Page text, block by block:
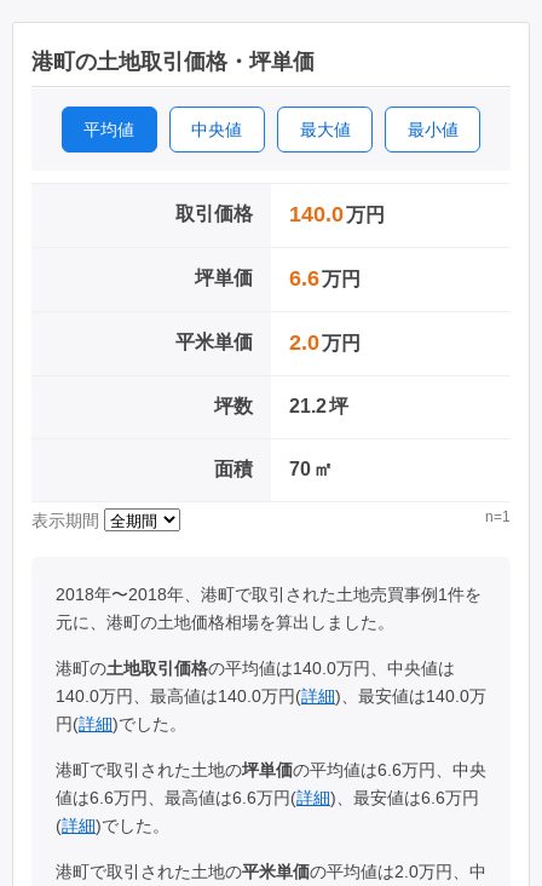
港町の土地取引価格・坪単価
平均値 中央値 最大値 最小値
取引価格 140.0万円
坪単価 6.6万円
平米単価 2.0万円
坪数 21.2坪
面積 70 ㎡
表示期間 n=1
2018年〜2018年、港町で取引された土地売買事例1件を
元に、港町の土地価格相場を算出しました。
港町の土地取引価格の平均値は140.0万円、中央値は
140.0万円、最高値は140.0万円(詳細)、最安値は140.0万
円(詳細)でした。
港町で取引された土地の坪単価の平均値は6.6万円、中央
値は6.6万円、最高値は6.6万円(詳細)、最安値は6.6万円
(詳細)でした。
港町で取引された土地の平米単価の平均値は2.0万円、中